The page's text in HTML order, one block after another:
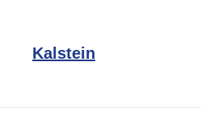
Kalstein